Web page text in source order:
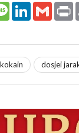
MessageLinkedInGmail
kokain dosjei